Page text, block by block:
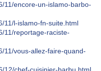
11/encore-un-islamo-barbo-
11/l-islamo-fn-suite.html
11/reportage-raciste-
11/vous-allez-faire-quand-